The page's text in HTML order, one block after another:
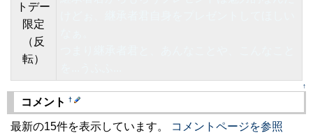
トデー
限定
（反
転）
↑
コメント †
最新の15件を表示しています。
コメントページを参照